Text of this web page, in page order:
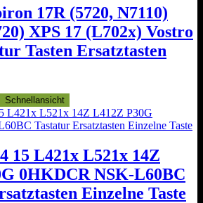
17R (5720, N7110)
XPS 17 (L702x) Vostro
Tasten Ersatztasten
Schnellansicht
15 L421x L521x 14Z
0HKDCR NSK-L60BC
Einzelne Taste